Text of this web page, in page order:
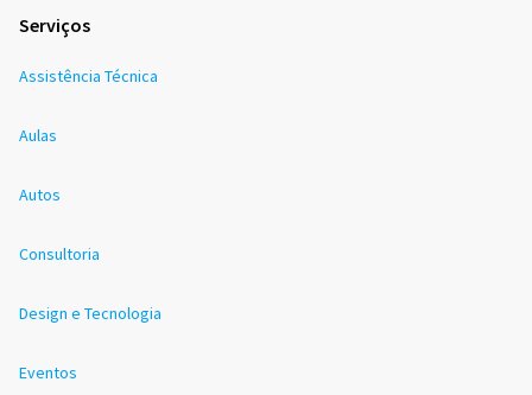
Serviços
Assistência Técnica
Aulas
Autos
Consultoria
Design e Tecnologia
Eventos